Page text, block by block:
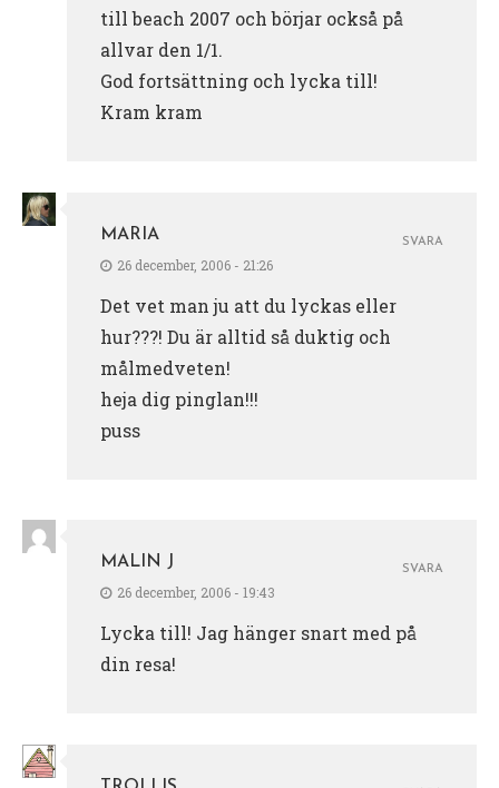
till beach 2007 och börjar också på
allvar den 1/1.
God fortsättning och lycka till!
Kram kram
MARIA
26 december, 2006 - 21:26
Det vet man ju att du lyckas eller
hur???! Du är alltid så duktig och
målmedveten!
heja dig pinglan!!!
puss
SVARA
MALIN J
26 december, 2006 - 19:43
Lycka till! Jag hänger snart med på
din resa!
SVARA